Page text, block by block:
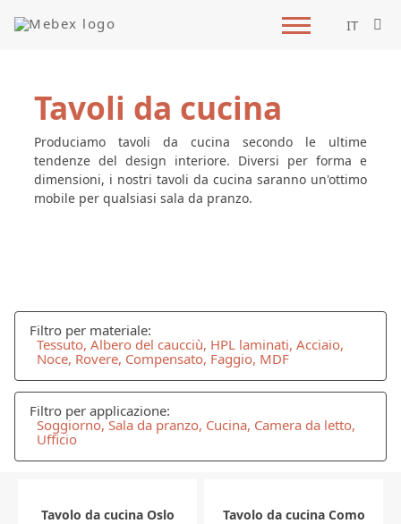
IT
Tavoli da cucina
Produciamo tavoli da cucina secondo le ultime
tendenze del design interiore. Diversi per forma e
dimensioni, i nostri tavoli da cucina saranno un'ottimo
mobile per qualsiasi sala da pranzo.
Filtro per materiale:
Tessuto, Albero del caucciù, HPL laminati, Acciaio,
Noce, Rovere, Compensato, Faggio, MDF
Filtro per applicazione:
Soggiorno, Sala da pranzo, Cucina, Camera da letto,
Ufficio
Tavolo da cucina Oslo Tavolo da cucina Como